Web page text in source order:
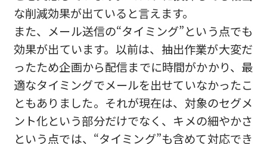
な削減効果が出ていると言えます。
また、メール送信の“タイミング”という点でも
効果が出ています。以前は、抽出作業が大変だ
ったため企画から配信までに時間がかかり、最
適なタイミングでメールを出せていなかったこ
ともありました。それが現在は、対象のセグメ
ント化という部分だけでなく、キメの細やかさ
という点では、“タイミング”も含めて対応でき